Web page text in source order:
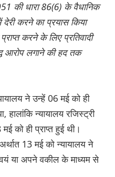
की धारा 86(6) के वैधानिक
देरी करने का प्रयास किया
करने के लिए प्रतिवादी
आरोप लगाने की हद तक
ने उन्हें 06 मई को ही
हालांकि न्यायालय रजिस्ट्री
को ही प्राप्त हुई थी।
13 मई को न्यायालय ने
या अपने वकील के माध्यम से